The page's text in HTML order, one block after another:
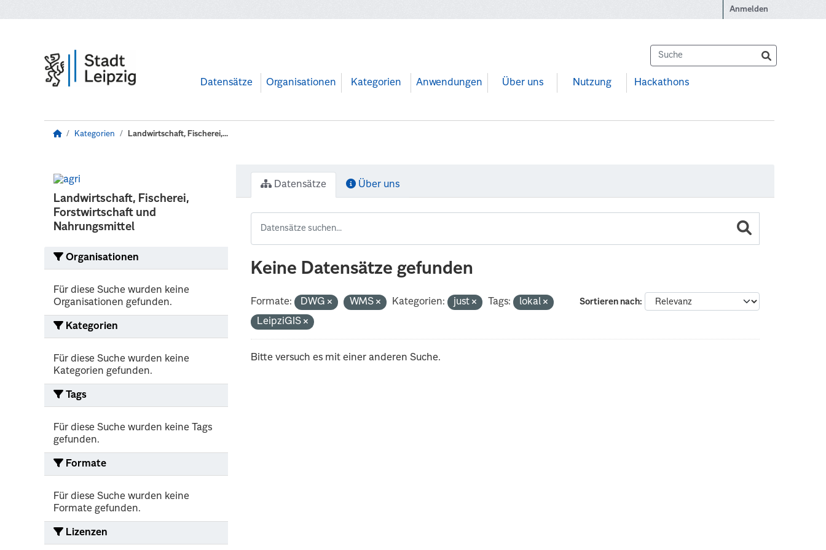
Anmelden
Datensätze Organisationen Kategorien Anwendungen Über uns Nutzung Hackathons
Kategorien Landwirtschaft, Fischerei,...
Landwirtschaft, Fischerei,
Forstwirtschaft und
Nahrungsmittel
Organisationen
Für diese Suche wurden keine
Organisationen gefunden.
Kategorien
Für diese Suche wurden keine
Kategorien gefunden.
Tags
Für diese Suche wurden keine Tags
gefunden.
Formate
Für diese Suche wurden keine
Formate gefunden.
Lizenzen
Datensätze Über uns
Keine Datensätze gefunden
Sortieren nach
Formate: DWG WMS Kategorien: just Tags:
lokal
LeipziGIS
Bitte versuch es mit einer anderen Suche.